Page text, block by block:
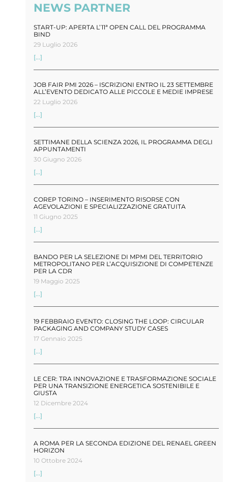
NEWS PARTNER
START-UP: APERTA L’11ª OPEN CALL DEL PROGRAMMA
BIND
29 Luglio 2026
[...]
JOB FAIR PMI 2026 – ISCRIZIONI ENTRO IL 23 SETTEMBRE
ALL’EVENTO DEDICATO ALLE PICCOLE E MEDIE IMPRESE
22 Luglio 2026
[...]
SETTIMANE DELLA SCIENZA 2026, IL PROGRAMMA DEGLI
APPUNTAMENTI
30 Giugno 2026
[...]
COREP TORINO – INSERIMENTO RISORSE CON
AGEVOLAZIONI E SPECIALIZZAZIONE GRATUITA
11 Giugno 2025
[...]
BANDO PER LA SELEZIONE DI MPMI DEL TERRITORIO
METROPOLITANO PER L’ACQUISIZIONE DI COMPETENZE
PER LA CDR
19 Maggio 2025
[...]
19 FEBBRAIO EVENTO: CLOSING THE LOOP: CIRCULAR
PACKAGING AND COMPANY STUDY CASES
17 Gennaio 2025
[...]
LE CER: TRA INNOVAZIONE E TRASFORMAZIONE SOCIALE
PER UNA TRANSIZIONE ENERGETICA SOSTENIBILE E
GIUSTA
12 Dicembre 2024
[...]
A ROMA PER LA SECONDA EDIZIONE DEL RENAEL GREEN
HORIZON
10 Ottobre 2024
[...]